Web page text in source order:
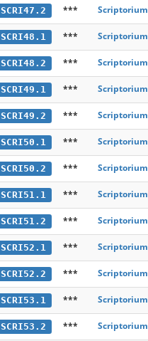
SCRI47.2 *** Scriptorium
SCRI48.1 *** Scriptorium
SCRI48.2 *** Scriptorium
SCRI49.1 *** Scriptorium
SCRI49.2 *** Scriptorium
SCRI50.1 *** Scriptorium
SCRI50.2 *** Scriptorium
SCRI51.1 *** Scriptorium
SCRI51.2 *** Scriptorium
SCRI52.1 *** Scriptorium
SCRI52.2 *** Scriptorium
SCRI53.1 *** Scriptorium
SCRI53.2 *** Scriptorium